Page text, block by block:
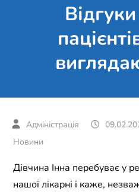
Новини
Дівчина Інна перебуває у
нашої лікарні і каже,